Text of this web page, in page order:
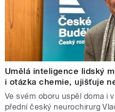
Umělá inteligence lidský
i otázka chemie, ujišťuje
Ve svém oboru uspěl doma i
přední český neurochirurg